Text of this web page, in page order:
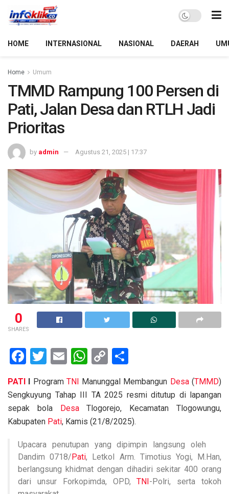
HOME INTERNASIONAL NASIONAL DAERAH
Home Umum
TMMD Rampung 100 Persen di
Pati, Jalan Desa dan RTLH Jadi
Prioritas
by admin Agustus 21, 2025 | 17:37
0
SHARES
F
ce
b
o
o
k
T
tt
er
E
ail
W
at
s
A
p
p
C
py
Li
n
k
ar
e
PATI I Program TNI Manunggal Membangun Desa(TMMD)
Sengkuyung Tahap III TA 2025 resmi ditutup di lapangan
sepak bola DesaTlogorejo, Kecamatan Tlogowungu,
Kabupaten Pati, Kamis (21/8/2025).
Upacara penutupan yang dipimpin langsung oleh
Dandim 0718/Pati, Letkol Arm. Timotius Yogi, M.Han,
berlangsung khidmat dengan dihadiri sekitar 400 orang
dari unsur Forkopimda, OPD,TNI-Polri, serta tokoh